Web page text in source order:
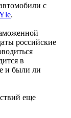
с
.
российские
в
и были ли
еще